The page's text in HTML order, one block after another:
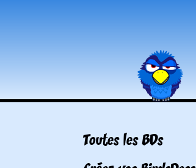
Toutes les BDs